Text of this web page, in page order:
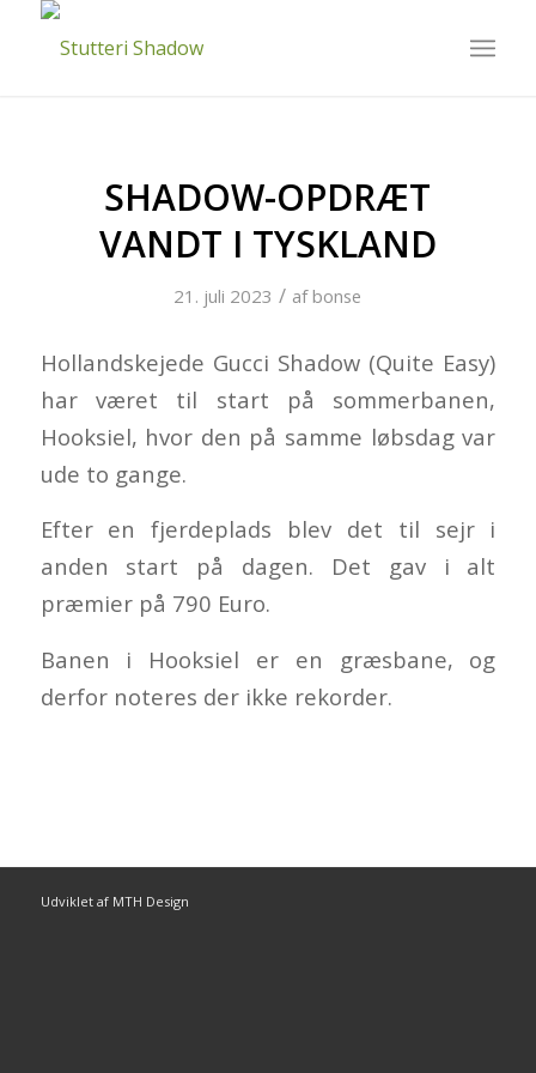
SHADOW-OPDRÆT
VANDT I TYSKLAND
21. juli 2023 / afbonse
Hollandskejede Gucci Shadow (Quite Easy)
har været til start på sommerbanen,
Hooksiel, hvor den på samme løbsdag var
ude to gange.
Efter en fjerdeplads blev det til sejr i
anden start på dagen. Det gav i alt
præmier på 790 Euro.
Banen i Hooksiel er en græsbane, og
derfor noteres der ikke rekorder.
Udviklet af MTH Design